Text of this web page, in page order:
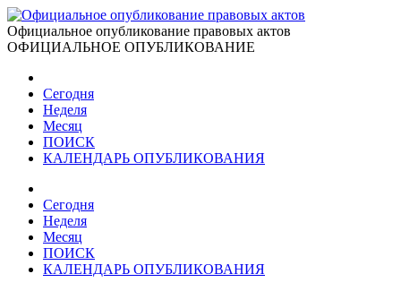
Официальное опубликование правовых актов
ОФИЦИАЛЬНОЕ ОПУБЛИКОВАНИЕ
Сегодня
Неделя
Месяц
ПОИСК
КАЛЕНДАРЬ ОПУБЛИКОВАНИЯ
Сегодня
Неделя
Месяц
ПОИСК
КАЛЕНДАРЬ ОПУБЛИКОВАНИЯ